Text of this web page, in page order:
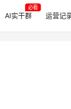
AI实干群
必看
运营记